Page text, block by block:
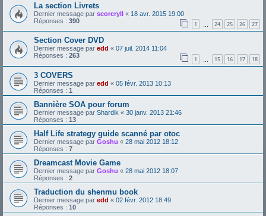
La section Livrets
Dernier message par scorcryll « 18 avr. 2015 19:00
Réponses : 390 1 24 25 26 27
Section Cover DVD
Dernier message par edd « 07 juil. 2014 11:04
Réponses : 263 1 15 16 17 18
3 COVERS
Dernier message par edd « 05 févr. 2013 10:13
Réponses : 1
Bannière SOA pour forum
Dernier message par Shardik « 30 janv. 2013 21:46
Réponses : 13
Half Life strategy guide scanné par otoc
Dernier message par Goshu « 28 mai 2012 18:12
Réponses : 7
Dreamcast Movie Game
Dernier message par Goshu « 28 mai 2012 18:07
Réponses : 2
Traduction du shenmu book
Dernier message par edd « 02 févr. 2012 18:49
Réponses : 10